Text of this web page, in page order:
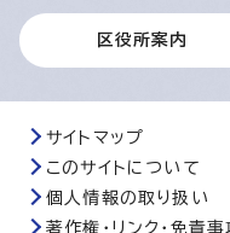
区役所案内
サイトマップ
このサイトについて
個人情報の取り扱い
著作権・リンク・免責事